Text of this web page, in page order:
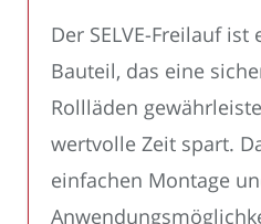
Der SELVE-Freilauf
Bauteil, das eine
Rollläden
wertvolle Zeit spart.
einfachen Montage